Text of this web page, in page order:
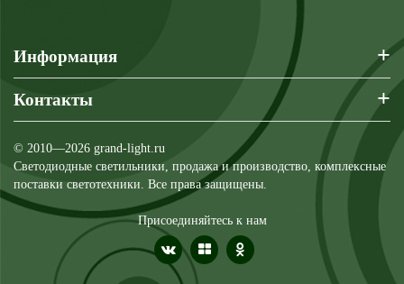
Информация +
Контакты +
© 2010—2026 grand-light.ru
Светодиодные светильники, продажа и производство, комплексные
поставки светотехники. Все права защищены.
Присоединяйтесь к нам